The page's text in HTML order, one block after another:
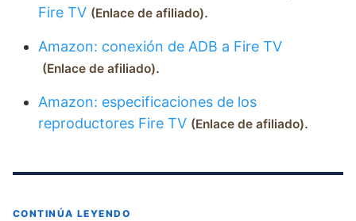
Fire TV
Enlace de afiliado .
Amazon: conexión de ADB a Fire TV
Enlace de afiliado .
Amazon: especificaciones de los
reproductores Fire TV
Enlace de afiliado .
CONTINÚA LEYENDO